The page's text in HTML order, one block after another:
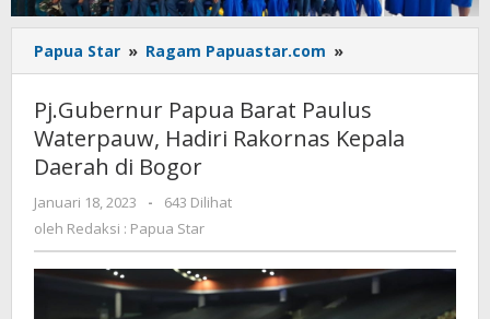
Papua Star » Ragam Papuastar.com »
Papua
Paulus
Waterpauw,
di
Bogor
Pj.Gubernur Papua Barat Paulus
Waterpauw, Hadiri Rakornas Kepala
Daerah di Bogor
Januari 18, 2023
oleh
Redaksi
:
-
643 Dilihat
oleh Redaksi : Papua Star